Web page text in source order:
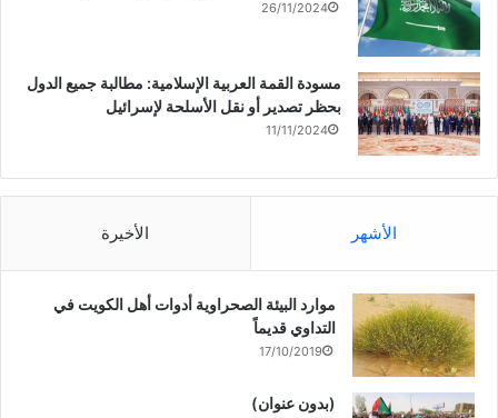
26/11/2024
مسودة القمة العربية الإسلامية: مطالبة جميع الدول
بحظر تصدير أو نقل الأسلحة لإسرائيل
11/11/2024
الأشهر الأخيرة
موارد البيئة الصحراوية أدوات أهل الكويت في
التداوي قديماً
17/10/2019
(بدون عنوان)